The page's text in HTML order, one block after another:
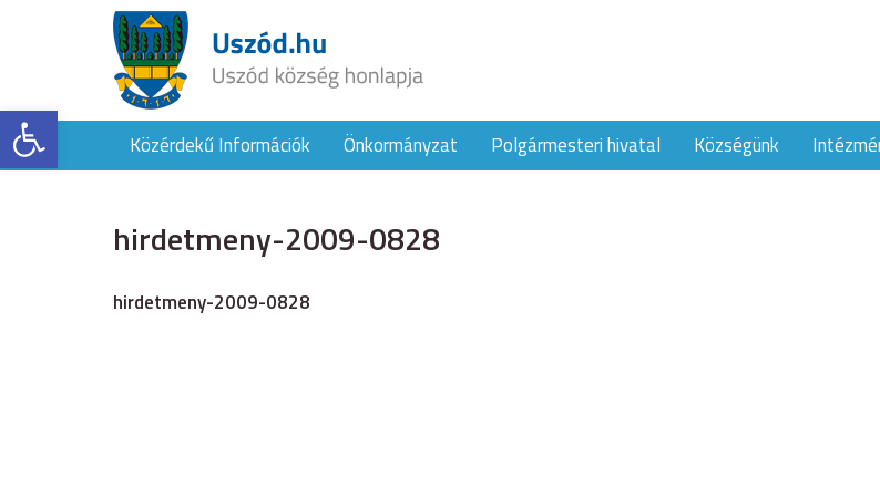
Eszköztár megnyitásaKözérdekű Információk Önkormányzat Polgármesteri hivatal Községünk
hirdetmeny-2009-0828
hirdetmeny-2009-0828